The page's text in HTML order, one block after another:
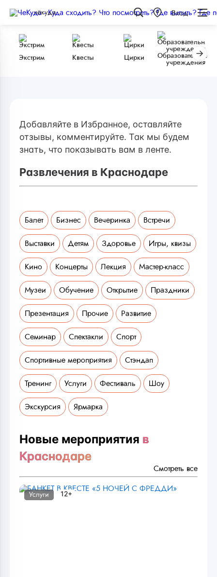
чёкуда Вход
Экстрим Квесты Цирки
Образовательные
учреждения
Добавляйте в Избранное, оставляйте
отзывы, комментируйте. Так мы будем
знать, что показывать вам в ленте.
Развлечения в Краснодаре
Балет Бизнес Вечеринка Встречи
Выставки Детям Здоровье Игры, квизы
Кино Концерты Лекция Мастер-класс
Музеи Обучение Открытие Праздники
Презентация Прочие Развитие
Семинар Спектакли Спорт
Спортивные мероприятия Стэндап
Тренинг Услуги Фестиваль Шоу
Экскурсия Ярмарка
Новые мероприятия в
Краснодаре
Смотреть все
Услуги 12+